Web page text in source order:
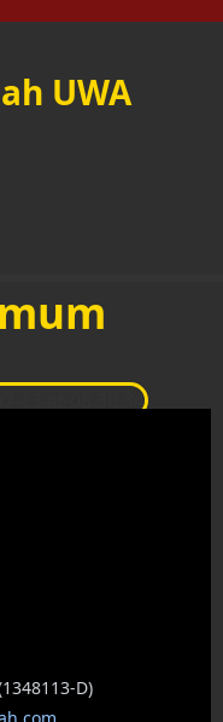
UWA
UWA
D)